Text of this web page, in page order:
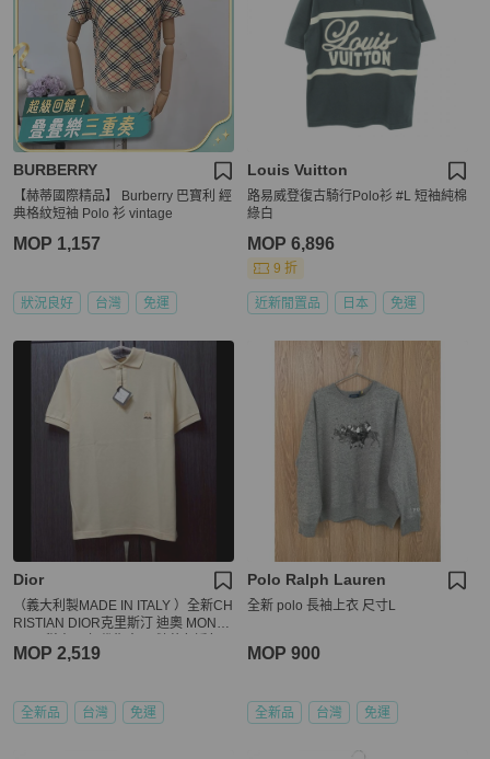
BURBERRY
【赫蒂國際精品】 Burberry 巴寶利 經
典格紋短袖 Polo 衫 vintage
MOP 1,157
狀況良好 台灣 免運
Louis Vuitton
路易威登復古騎行Polo衫 #L 短袖純棉
綠白
MOP 6,896
9 折
近新閒置品 日本 免運
Dior
（義大利製MADE IN ITALY ）全新CH
RISTIAN DIOR克里斯汀 迪奧 MONSI
網眼布短袖POLO衫46號
MOP 2,519
全新品 台灣 免運
Polo Ralph Lauren
全新 polo 長袖上衣 尺寸L
MOP 900
全新品 台灣 免運